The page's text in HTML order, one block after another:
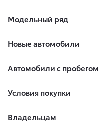
Модельный ряд
Новые автомобили
Автомобили с пробегом
Условия покупки
Владельцам